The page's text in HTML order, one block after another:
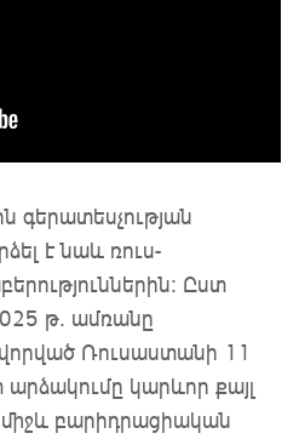
գերատեսչության
է նաև ռուս-
Ըստ
թ. ամռանը
Ռուսաստանի 11
կարևոր քայլ
միջև բարիդրացիական